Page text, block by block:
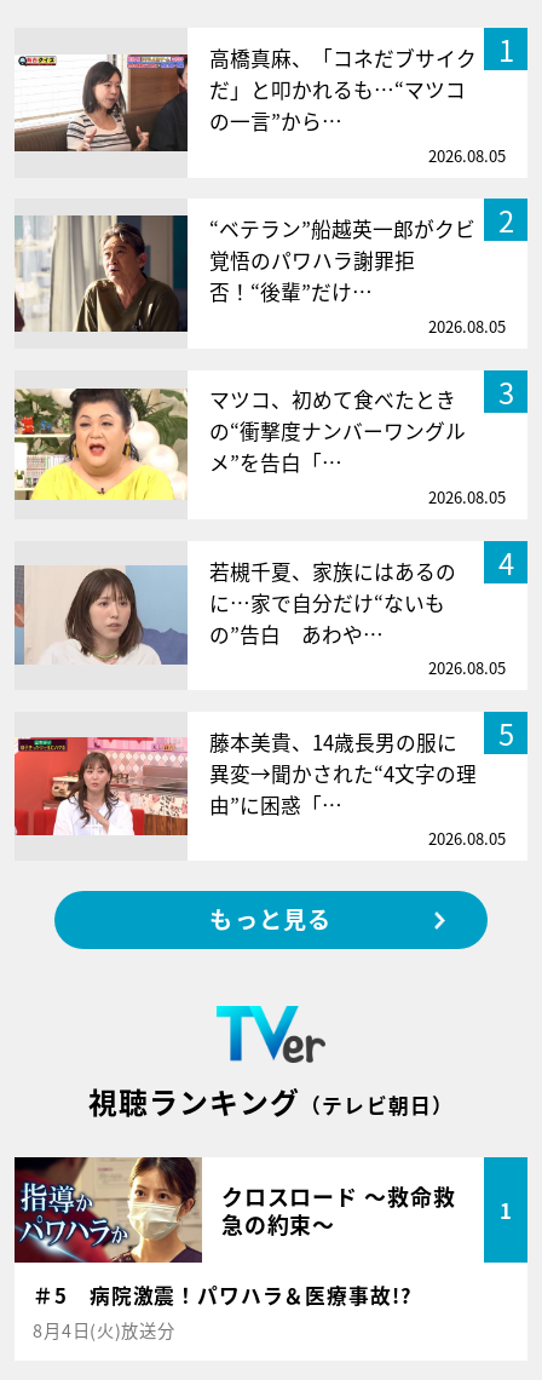
1
高橋真麻、「コネだブサイク
だ」と叩かれるも…“マツコ
の一言”から…
2026.08.05
2
“ベテラン”船越英一郎がクビ
覚悟のパワハラ謝罪拒
否！“後輩”だけ…
2026.08.05
3
マツコ、初めて食べたとき
の“衝撃度ナンバーワングル
メ”を告白「…
2026.08.05
4
若槻千夏、家族にはあるの
に…家で自分だけ“ないも
の”告白 あわや…
2026.08.05
5
藤本美貴、14歳長男の服に
異変→聞かされた“4文字の理
由”に困惑「…
2026.08.05
もっと見る
視聴ランキング （テレビ朝日）
クロスロード ～救命救
急の約束～
1
＃5 病院激震！パワハラ＆医療事故!?
8月4日(火)放送分